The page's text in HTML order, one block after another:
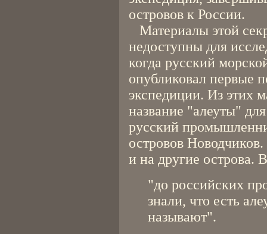
островов к России.
Материалы этой
недоступны для
когда русский
опубликовал первые
экспедиции. Из этих
название "алеуты"
русский
островов
и на другие острова.
"до российских
знали, что есть
называют".